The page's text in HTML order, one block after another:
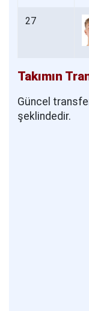
27
Takımın
Güncel
şeklindedir.